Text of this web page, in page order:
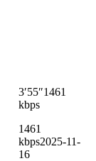
3′55″1461
kbps
1461
kbps2025-11-
16